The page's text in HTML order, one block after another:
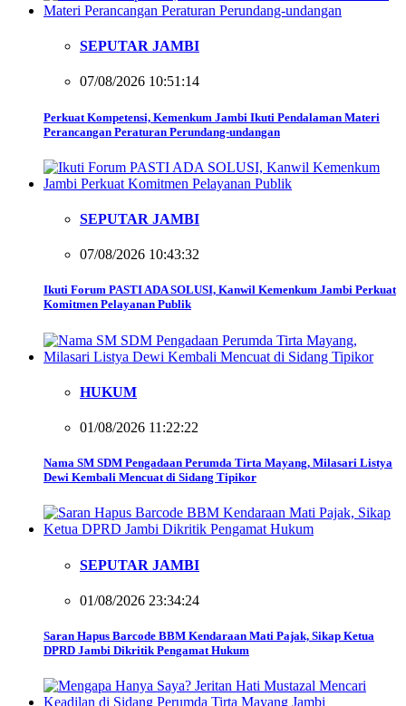
SEPUTAR JAMBI
07/08/2026 10:51:14
Perkuat Kompetensi, Kemenkum Jambi Ikuti Pendalaman Materi
Perancangan Peraturan Perundang-undangan
SEPUTAR JAMBI
07/08/2026 10:43:32
Ikuti Forum PASTI ADA SOLUSI, Kanwil Kemenkum Jambi Perkuat
Komitmen Pelayanan Publik
HUKUM
01/08/2026 11:22:22
Nama SM SDM Pengadaan Perumda Tirta Mayang, Milasari Listya
Dewi Kembali Mencuat di Sidang Tipikor
SEPUTAR JAMBI
01/08/2026 23:34:24
Saran Hapus Barcode BBM Kendaraan Mati Pajak, Sikap Ketua
DPRD Jambi Dikritik Pengamat Hukum